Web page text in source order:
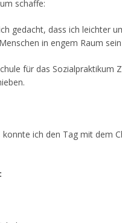
schaffe:
gedacht, dass ich leichter
in engem Raum
für das Sozialpraktikum
ich den Tag mit dem